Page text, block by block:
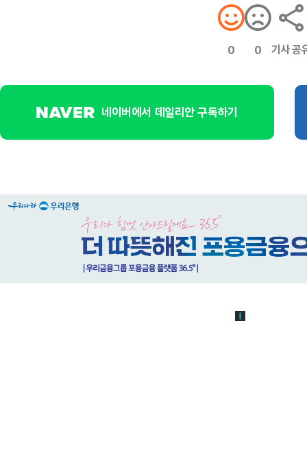
0 0 기사 공
네이버에서 데일리안 구독하기